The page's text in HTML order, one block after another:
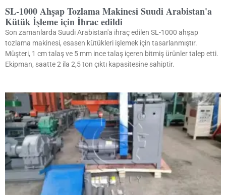
SL-1000 Ahşap Tozlama Makinesi Suudi Arabistan'a
Kütük İşleme için İhrac edildi
Son zamanlarda Suudi Arabistan'a ihraç edilen SL-1000 ahşap
tozlama makinesi, esasen kütükleri işlemek için tasarlanmıştır.
Müşteri, 1 cm talaş ve 5 mm ince talaş içeren bitmiş ürünler talep etti.
Ekipman, saatte 2 ila 2,5 ton çıktı kapasitesine sahiptir.